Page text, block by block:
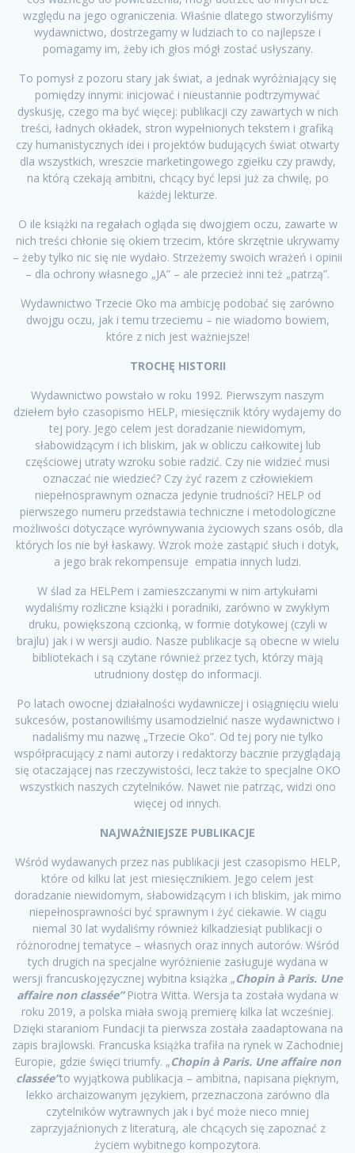
względu na jego ograniczenia. Właśnie dlatego stworzyliśmy
wydawnictwo, dostrzegamy w ludziach to co najlepsze i
pomagamy im, żeby ich głos mógł zostać usłyszany.
To pomysł z pozoru stary jak świat, a jednak wyróżniający się
pomiędzy innymi: inicjować i nieustannie podtrzymywać
dyskusję, czego ma być więcej: publikacji czy zawartych w nich
treści, ładnych okładek, stron wypełnionych tekstem i grafiką
czy humanistycznych idei i projektów budujących świat otwarty
dla wszystkich, wreszcie marketingowego zgiełku czy prawdy,
na którą czekają ambitni, chcący być lepsi już za chwilę, po
każdej lekturze.
O ile książki na regałach ogląda się dwojgiem oczu, zawarte w
nich treści chłonie się okiem trzecim, które skrzętnie ukrywamy
– żeby tylko nic się nie wydało. Strzeżemy swoich wrażeń i opinii
– dla ochrony własnego „JA” – ale przecież inni też „patrzą”.
Wydawnictwo Trzecie Oko ma ambicję podobać się zarówno
dwojgu oczu, jak i temu trzeciemu – nie wiadomo bowiem,
które z nich jest ważniejsze!
TROCHĘ HISTORII
Wydawnictwo powstało w roku 1992. Pierwszym naszym
dziełem było czasopismo HELP, miesięcznik który wydajemy do
tej pory. Jego celem jest doradzanie niewidomym,
słabowidzącym i ich bliskim, jak w obliczu całkowitej lub
częściowej utraty wzroku sobie radzić. Czy nie widzieć musi
oznaczać nie wiedzieć? Czy żyć razem z człowiekiem
niepełnosprawnym oznacza jedynie trudności? HELP od
pierwszego numeru przedstawia techniczne i metodologiczne
możliwości dotyczące wyrównywania życiowych szans osób, dla
których los nie był łaskawy. Wzrok może zastąpić słuch i dotyk,
a jego brak rekompensuje empatia innych ludzi.
W ślad za HELPem i zamieszczanymi w nim artykułami
wydaliśmy rozliczne książki i poradniki, zarówno w zwykłym
druku, powiększoną czcionką, w formie dotykowej (czyli w
brajlu) jak i w wersji audio. Nasze publikacje są obecne w wielu
bibliotekach i są czytane również przez tych, którzy mają
utrudniony dostęp do informacji.
Po latach owocnej działalności wydawniczej i osiągnięciu wielu
sukcesów, postanowiliśmy usamodzielnić nasze wydawnictwo i
nadaliśmy mu nazwę „Trzecie Oko”. Od tej pory nie tylko
współpracujący z nami autorzy i redaktorzy bacznie przyglądają
się otaczającej nas rzeczywistości, lecz także to specjalne OKO
wszystkich naszych czytelników. Nawet nie patrząc, widzi ono
więcej od innych.
NAJWAŻNIEJSZE PUBLIKACJE
Wśród wydawanych przez nas publikacji jest czasopismo HELP,
które od kilku lat jest miesięcznikiem. Jego celem jest
doradzanie niewidomym, słabowidzącym i ich bliskim, jak mimo
niepełnosprawności być sprawnym i żyć ciekawie. W ciągu
niemal 30 lat wydaliśmy również kilkadziesiąt publikacji o
różnorodnej tematyce – własnych oraz innych autorów. Wśród
tych drugich na specjalne wyróżnienie zasługuje wydana w
wersji francuskojęzycznej wybitna książka „Chopin à Paris. Une
affaire non classée”Piotra Witta. Wersja ta została wydana w
roku 2019, a polska miała swoją premierę kilka lat wcześniej.
Dzięki staraniom Fundacji ta pierwsza została zaadaptowana na
zapis brajlowski. Francuska książka trafiła na rynek w Zachodniej
Europie, gdzie święci triumfy. „Chopin à Paris. Une affaire non
classée”to wyjątkowa publikacja – ambitna, napisana pięknym,
lekko archaizowanym językiem, przeznaczona zarówno dla
czytelników wytrawnych jak i być może nieco mniej
zaprzyjaźnionych z literaturą, ale chcących się zapoznać z
życiem wybitnego kompozytora.